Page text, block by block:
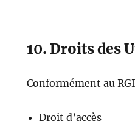
10. Droits des
Conformément au
Droit d’accès